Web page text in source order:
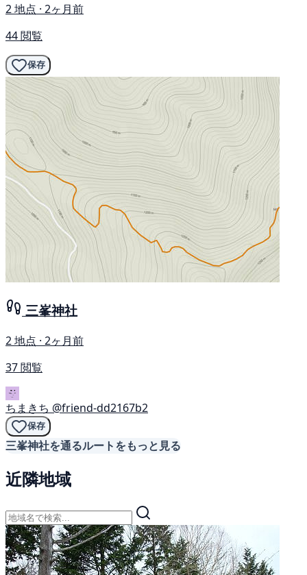
2 地点 · 2ヶ月前
44 閲覧
保存
三峯神社
2 地点 · 2ヶ月前
37 閲覧
ちまきち @friend-dd2167b2
保存
三峯神社を通るルートをもっと見る
近隣地域